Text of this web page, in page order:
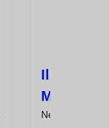
Il Corso
Mie
Nella